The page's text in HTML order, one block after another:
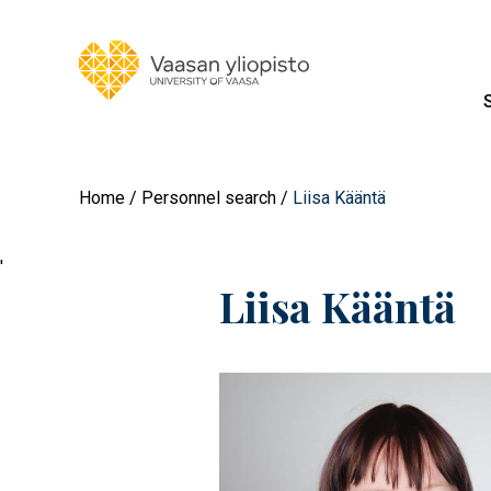
Home Personnel search Liisa Kääntä
'
Liisa Kääntä